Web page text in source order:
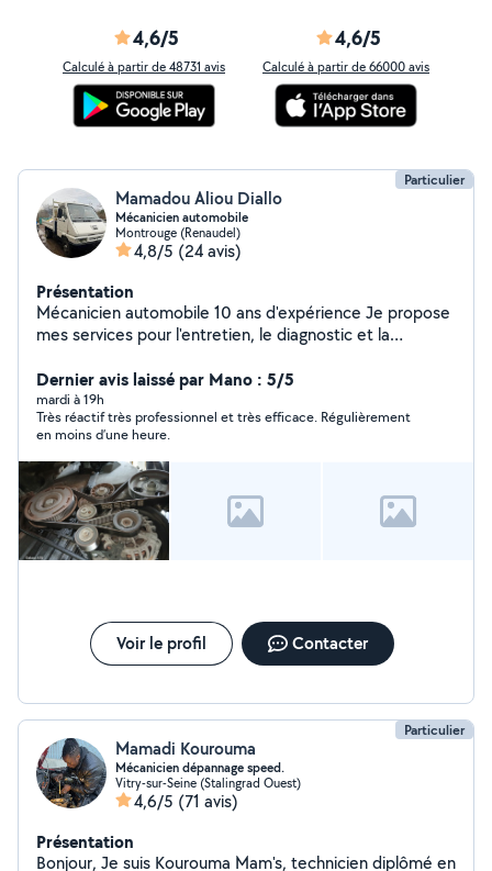
4,6/5
Calculé à partir de 48731 avis
4,6/5
Calculé à partir de 66000 avis
Particulier
Mamadou Aliou Diallo
Mécanicien automobile
Montrouge (Renaudel)
4,8/5 (24 avis)
Présentation
Mécanicien automobile 10 ans d'expérience Je propose
mes services pour l'entretien, le diagnostic et la
confondues. Prestations proposées : Diagnostic
complet Vidange & entretien régulier Freins
(plaquettes, disques) Amortisseurs / suspension
Échappement Batterie & alternateur Courroie de
distribution Recherche de pannes Pré-contrôle
technique Déplacement possible selon localisation
Pourquoi me choisir ? 10 ans d'expérience dans la
mécanique automobile Travail soigné, rapide et sérieux
Prix compétitifs Conseils personnalisés Satisfaction
Dernier avis laissé par Mano : 5/5
mardi à 19h
Très réactif très professionnel et très efficace. Régulièrement
en moins d’une heure.
Voir le profil Contacter
Particulier
Mamadi Kourouma
Mécanicien dépannage speed.
Vitry-sur-Seine (Stalingrad Ouest)
4,6/5 (71 avis)
Présentation
Bonjour, Je suis Kourouma Mam's, technicien diplômé en